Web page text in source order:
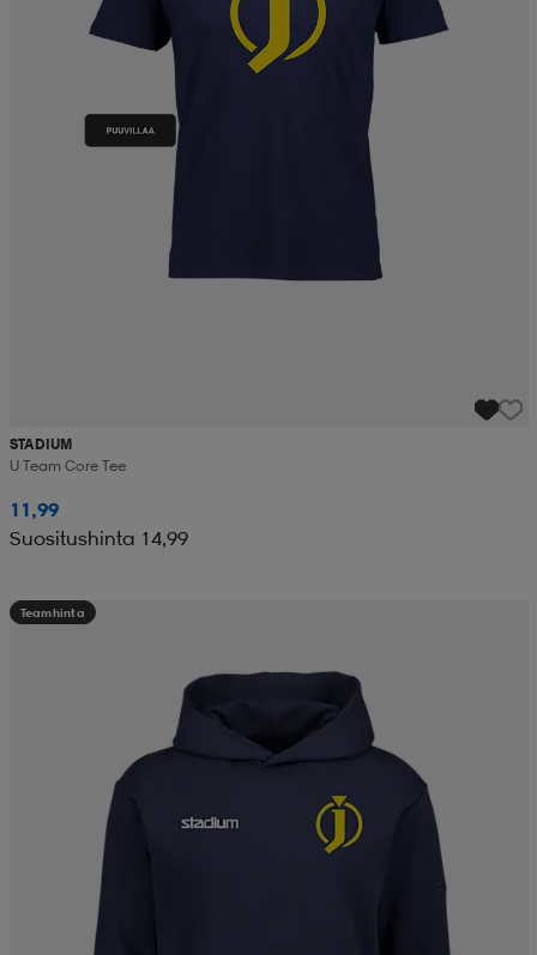
STADIUM
U Team Core Tee
11,99
Suositushinta 14,99
Teamhinta